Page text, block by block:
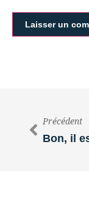
Précédent